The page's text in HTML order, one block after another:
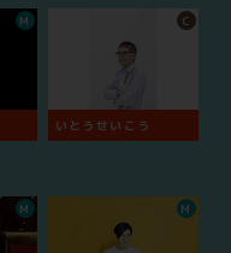
M
いとうせいこう
C
M M